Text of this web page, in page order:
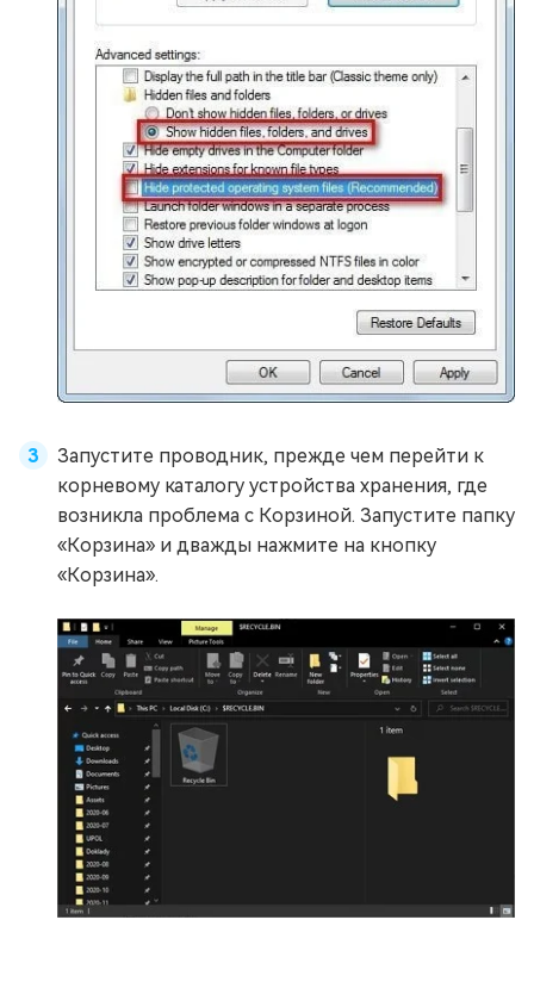
Запустите проводник, прежде чем перейти к
корневому каталогу устройства хранения, где
возникла проблема с Корзиной. Запустите папку
«Корзина» и дважды нажмите на кнопку
«Корзина».